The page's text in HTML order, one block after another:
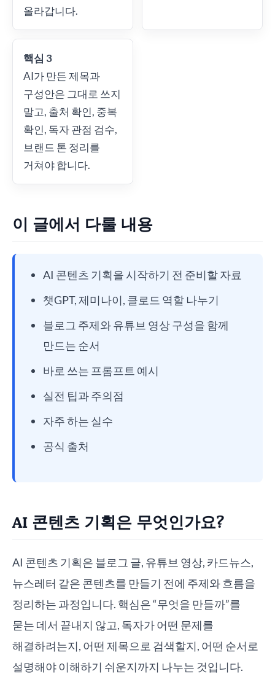
올라갑니다.
핵심 3
AI가 만든 제목과
구성안은 그대로 쓰지
말고, 출처 확인, 중복
확인, 독자 관점 검수,
브랜드 톤 정리를
거쳐야 합니다.
이 글에서 다룰 내용
AI 콘텐츠 기획을 시작하기 전 준비할 자료
챗GPT, 제미나이, 클로드 역할 나누기
블로그 주제와 유튜브 영상 구성을 함께
만드는 순서
바로 쓰는 프롬프트 예시
실전 팁과 주의점
자주 하는 실수
공식 출처
AI 콘텐츠 기획은 무엇인가요?
AI 콘텐츠 기획은 블로그 글, 유튜브 영상, 카드뉴스,
뉴스레터 같은 콘텐츠를 만들기 전에 주제와 흐름을
정리하는 과정입니다. 핵심은 “무엇을 만들까”를
묻는 데서 끝내지 않고, 독자가 어떤 문제를
해결하려는지, 어떤 제목으로 검색할지, 어떤 순서로
설명해야 이해하기 쉬운지까지 나누는 것입니다.